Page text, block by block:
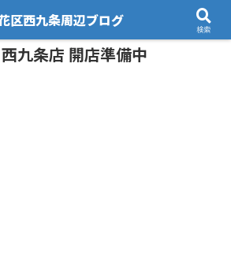
九条店 開店準備中
区西九条周辺ブログ
検索